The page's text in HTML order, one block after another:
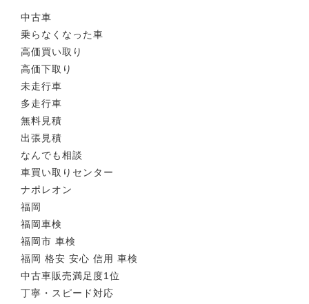
中古車
乗らなくなった車
高価買い取り
高価下取り
未走行車
多走行車
無料見積
出張見積
なんでも相談
車買い取りセンター
ナポレオン
福岡
福岡車検
福岡市 車検
福岡 格安 安心 信用 車検
中古車販売満足度1位
丁寧・スピード対応